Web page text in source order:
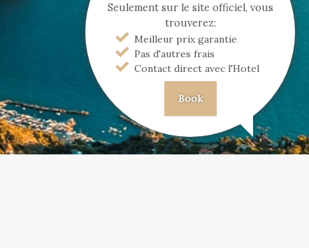
Seulement sur le site officiel, vous
trouverez:
Meilleur prix garantie
Pas d'autres frais
Contact direct avec l'Hotel
Book